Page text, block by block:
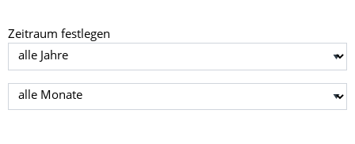
Zeitraum festlegen
Jahr auswählen
Monat auswählen